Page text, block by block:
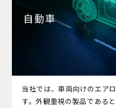
自動車
当社では、車両向けのエア
す。外観重視の製品である